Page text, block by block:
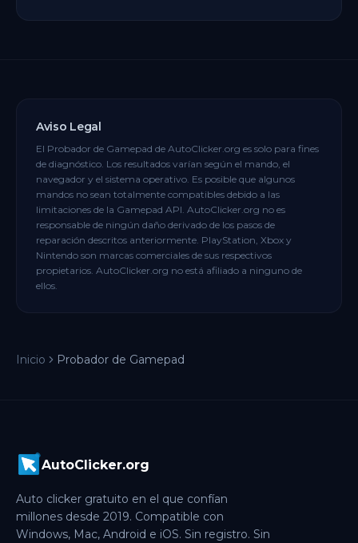
Aviso Legal
El Probador de Gamepad de AutoClicker.org es solo para fines
de diagnóstico. Los resultados varían según el mando, el
navegador y el sistema operativo. Es posible que algunos
mandos no sean totalmente compatibles debido a las
limitaciones de la Gamepad API. AutoClicker.org no es
responsable de ningún daño derivado de los pasos de
reparación descritos anteriormente. PlayStation, Xbox y
Nintendo son marcas comerciales de sus respectivos
propietarios. AutoClicker.org no está afiliado a ninguno de
ellos.
Inicio Probador de Gamepad
AutoClicker.org
Auto clicker gratuito en el que confían
millones desde 2019. Compatible con
Windows, Mac, Android e iOS. Sin registro. Sin